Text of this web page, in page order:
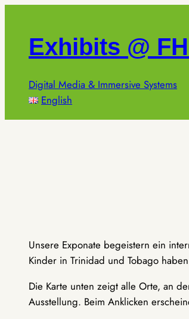
springenExhibits @
Digital Media & Immersive Systems
English
Unsere Exponate begeistern ein
Kinder in Trinidad und Tobago
Die Karte unten zeigt alle Orte, an
Ausstellung. Beim Anklicken